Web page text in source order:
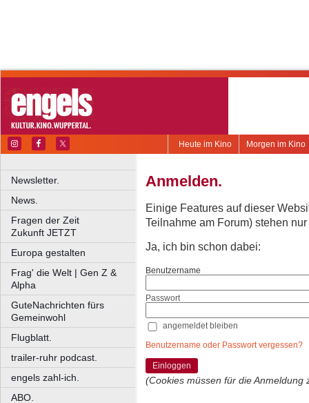
Morgen im Kino
Heute im Kino
Newsletter.
News.
Fragen der Zeit
Zukunft JETZT
Europa gestalten
Frag' die Welt | Gen Z &
Alpha
GuteNachrichten fürs
Gemeinwohl
Flugblatt.
trailer-ruhr podcast.
engels zahl-ich.
ABO.
Anmelden.
Einige Features auf dieser
Teilnahme am Forum) stehen
Ja, ich bin schon dabei:
Benutzername
Passwort
angemeldet bleiben
Benutzername oder Passwort vergessen?
Einloggen
(Cookies müssen für die Anmeldung